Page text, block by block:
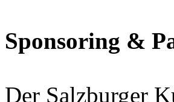
Sponsoring &
Der Salzburger